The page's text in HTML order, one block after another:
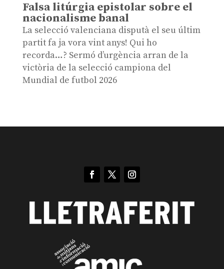
Falsa litúrgia epistolar sobre el
nacionalisme banal
La selecció valenciana disputà el seu últim
partit fa ja vora vint anys! Qui ho
recorda…? Sermó d’urgència arran de la
victòria de la selecció campiona del
Mundial de futbol 2026